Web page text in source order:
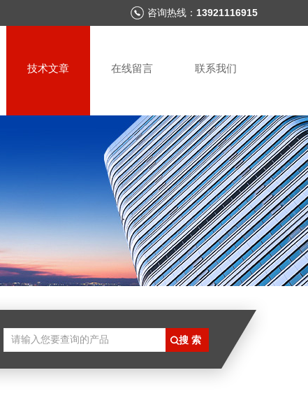
咨询热线： 13921116915
技术文章 在线留言 联系我们